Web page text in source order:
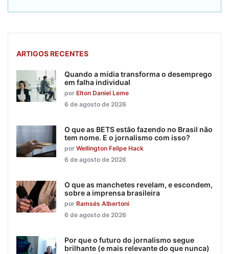
ARTIGOS RECENTES
Quando a mídia transforma o desemprego
em falha individual
por Elton Daniel Leme
6 de agosto de 2026
O que as BETS estão fazendo no Brasil não
tem nome. E o jornalismo com isso?
por Wellington Felipe Hack
6 de agosto de 2026
O que as manchetes revelam, e escondem,
sobre a imprensa brasileira
por Ramsés Albertoni
6 de agosto de 2026
Por que o futuro do jornalismo segue
brilhante (e mais relevante do que nunca)